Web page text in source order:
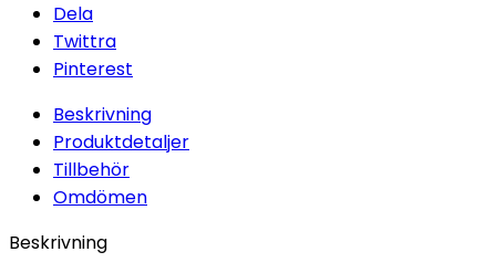
Dela
Twittra
Pinterest
Beskrivning
Produktdetaljer
Tillbehör
Omdömen
Beskrivning